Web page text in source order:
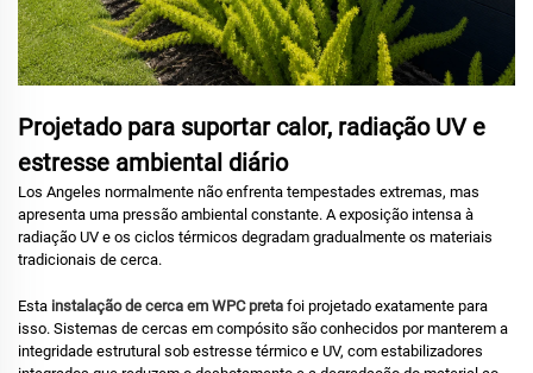
Projetado para suportar calor, radiação UV e
estresse ambiental diário
Los Angeles normalmente não enfrenta tempestades extremas, mas
apresenta uma pressão ambiental constante. A exposição intensa à
radiação UV e os ciclos térmicos degradam gradualmente os materiais
tradicionais de cerca.
Esta instalação de cerca em WPC preta foi projetado exatamente para
isso. Sistemas de cercas em compósito são conhecidos por manterem a
integridade estrutural sob estresse térmico e UV, com estabilizadores